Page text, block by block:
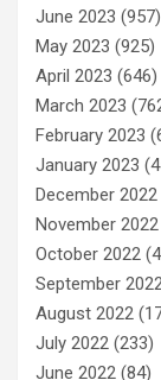
June 2023 (957)
May 2023 (925)
April 2023 (646)
March 2023
February 2023
January 2023
December 2022
November 2022
October 2022
September
August 2022
July 2022 (233)
June 2022 (84)